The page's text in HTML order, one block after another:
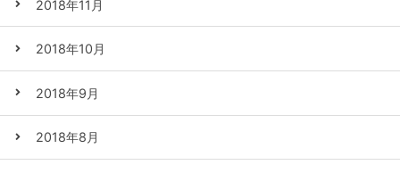
2018年11月
2018年10月
2018年9月
2018年8月